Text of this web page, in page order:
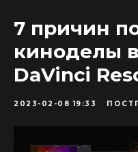
7 причин
киноделы
DaVinci
2023-02-08 19:33